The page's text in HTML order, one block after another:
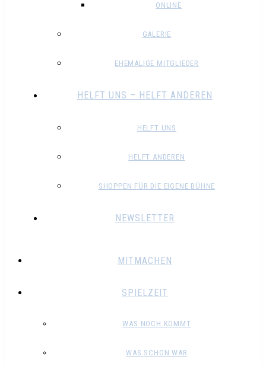
ONLINE
GALERIE
EHEMALIGE MITGLIEDER
HELFT UNS – HELFT ANDEREN
HELFT UNS
HELFT ANDEREN
SHOPPEN FÜR DIE EIGENE BÜHNE
NEWSLETTER
MITMACHEN
SPIELZEIT
WAS NOCH KOMMT
WAS SCHON WAR